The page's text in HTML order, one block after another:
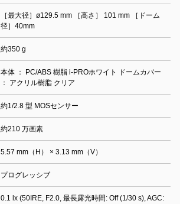
［最大径］ø129.5 mm ［高さ］ 101 mm ［ドーム
径］40mm
約350 g
本体 ： PC/ABS 樹脂 i-PROホワイト ドームカバー
： アクリル樹脂 クリア
約1/2.8 型 MOSセンサー
約210 万画素
5.57 mm（H） × 3.13 mm（V）
プログレッシブ
0.1 lx (50IRE, F2.0, 最長露光時間: Off (1/30 s), AGC: